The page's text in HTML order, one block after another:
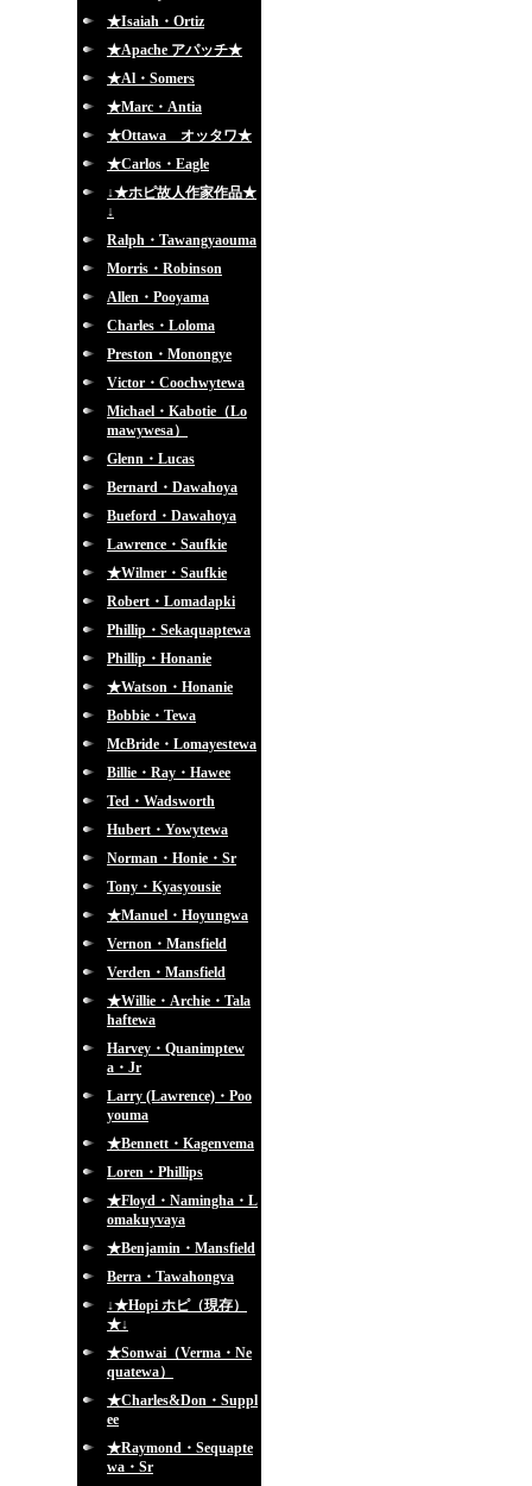
★Isaiah・Ortiz
★Apache アパッチ★
★Al・Somers
★Marc・Antia
★Ottawa オッタワ★
★Carlos・Eagle
↓★ホピ故人作家作品★
↓
Ralph・Tawangyaouma
Morris・Robinson
Allen・Pooyama
Charles・Loloma
Preston・Monongye
Victor・Coochwytewa
Michael・Kabotie（Lo
mawywesa）
Glenn・Lucas
Bernard・Dawahoya
Bueford・Dawahoya
Lawrence・Saufkie
★Wilmer・Saufkie
Robert・Lomadapki
Phillip・Sekaquaptewa
Phillip・Honanie
★Watson・Honanie
Bobbie・Tewa
McBride・Lomayestewa
Billie・Ray・Hawee
Ted・Wadsworth
Hubert・Yowytewa
Norman・Honie・Sr
Tony・Kyasyousie
★Manuel・Hoyungwa
Vernon・Mansfield
Verden・Mansfield
★Willie・Archie・Tala
haftewa
Harvey・Quanimptew
a・Jr
Larry (Lawrence)・Poo
youma
★Bennett・Kagenvema
Loren・Phillips
★Floyd・Namingha・L
omakuyvaya
★Benjamin・Mansfield
Berra・Tawahongva
↓★Hopi ホピ（現存）
★↓
★Sonwai（Verma・Ne
quatewa）
★Charles&Don・Suppl
ee
★Raymond・Sequapte
wa・Sr